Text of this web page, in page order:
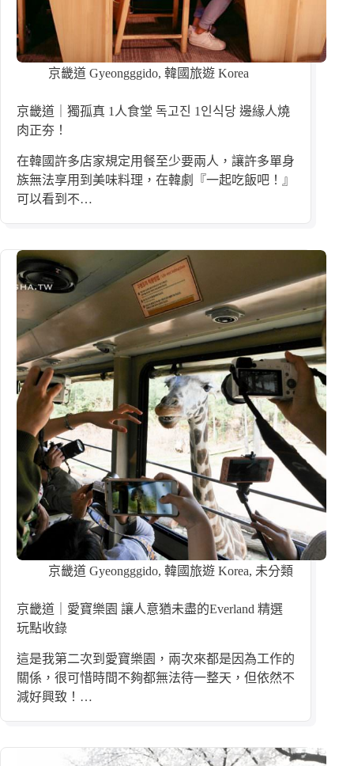
京畿道 Gyeongggido, 韓國旅遊 Korea
京畿道｜獨孤真 1人食堂 독고진 1인식당 邊緣人燒
肉正夯！
在韓國許多店家規定用餐至少要兩人，讓許多單身
族無法享用到美味料理，在韓劇『一起吃飯吧！』
可以看到不…
京畿道 Gyeongggido, 韓國旅遊 Korea, 未分類
京畿道｜愛寶樂園 讓人意猶未盡的Everland 精選
玩點收錄
這是我第二次到愛寶樂園，兩次來都是因為工作的
關係，很可惜時間不夠都無法待一整天，但依然不
減好興致！…